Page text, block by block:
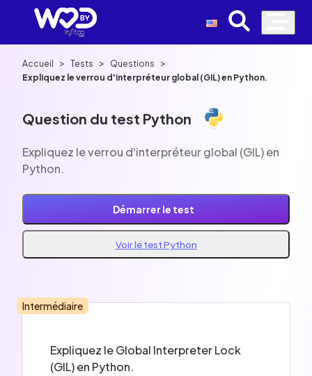
Accueil > Tests > Questions >
Expliquez le verrou d'interpréteur global (GIL) en Python.
Question du test Python
Expliquez le verrou d'interpréteur global (GIL) en
Python.
Démarrer le test
Voir le test Python
Intermédiaire
Expliquez le Global Interpreter Lock
(GIL) en Python.